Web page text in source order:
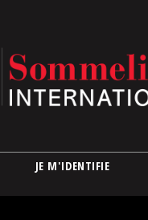
JE M'IDENTIFIE